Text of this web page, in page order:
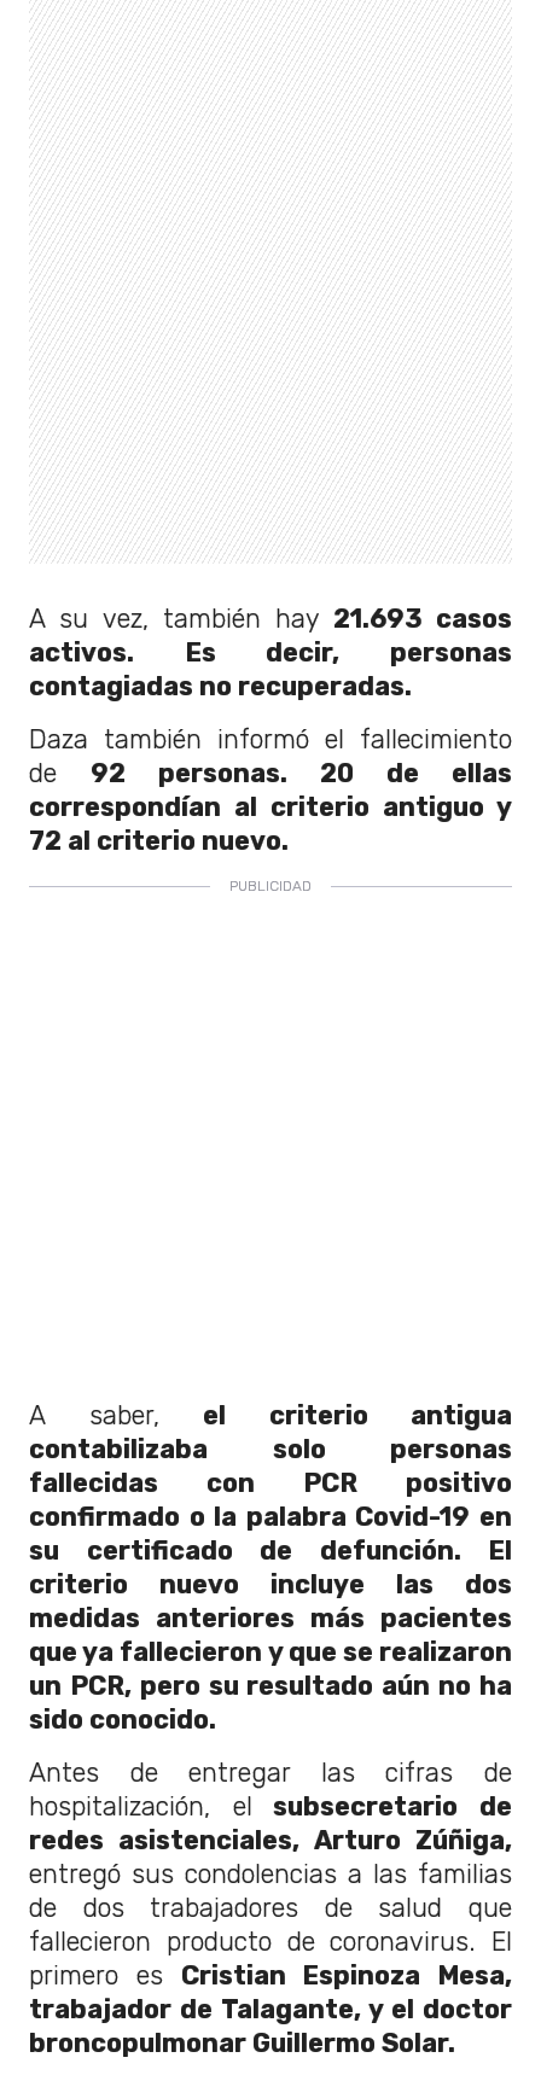
A su vez, también hay 21.693 casos
activos. Es decir, personas
contagiadas no recuperadas.
Daza también informó el fallecimiento
de 92 personas. 20 de ellas
correspondían al criterio antiguo y
72 al criterio nuevo.
A saber, el criterio antigua
contabilizaba solo personas
fallecidas con PCR positivo
confirmado o la palabra Covid-19 en
su certificado de defunción. El
criterio nuevo incluye las dos
medidas anteriores más pacientes
que ya fallecieron y que se realizaron
un PCR, pero su resultado aún no ha
sido conocido.
Antes de entregar las cifras de
hospitalización, el subsecretario de
redes asistenciales, Arturo Zúñiga,
entregó sus condolencias a las familias
de dos trabajadores de salud que
fallecieron producto de coronavirus. El
primero es Cristian Espinoza Mesa,
trabajador de Talagante, y el doctor
broncopulmonar Guillermo Solar.